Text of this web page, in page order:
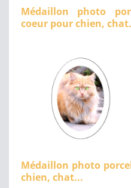
Médaillon photo
coeur pour chien,
Médaillon photo
chien, chat...